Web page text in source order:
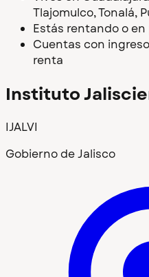
Tlajomulco, Tonalá,
Estás rentando o
Cuentas con
renta
Instituto
IJALVI
Gobierno de Jalisco